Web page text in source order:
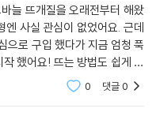
늘 뜨개질을 오래전부터 해왔
사실 관심이 없었어요. 근데
으로 구입 했다가 지금 엄청 푹
했어요! 뜨는 방법도 쉽게 설
. 코바늘 하시는 분들께 이 책
0 댓글0